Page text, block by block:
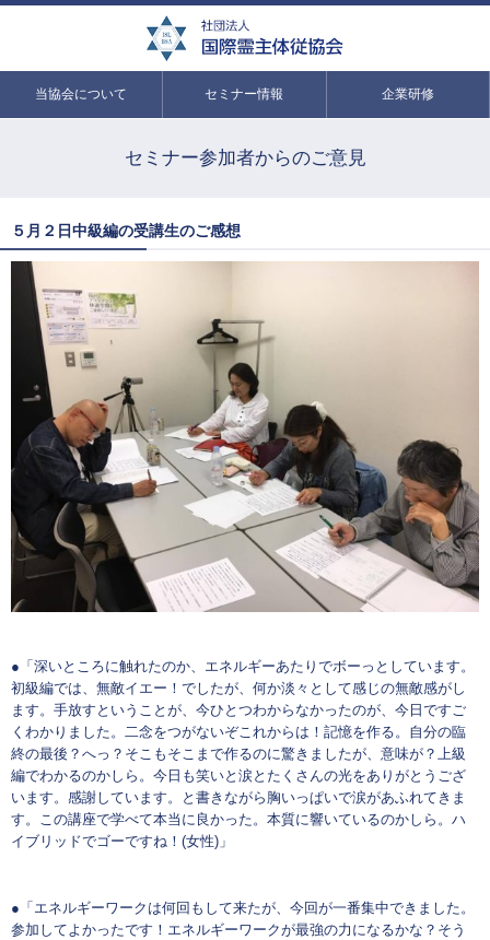
当協会について セミナー情報 企業研修
セミナー参加者からのご意見
５月２日中級編の受講生のご感想
●「深いところに触れたのか、エネルギーあたりでボーっとしています。
初級編では、無敵イエー！でしたが、何か淡々として感じの無敵感がし
ます。手放すということが、今ひとつわからなかったのが、今日ですご
くわかりました。二念をつがないぞこれからは！記憶を作る。自分の臨
終の最後？へっ？そこもそこまで作るのに驚きましたが、意味が？上級
編でわかるのかしら。今日も笑いと涙とたくさんの光をありがとうござ
います。感謝しています。と書きながら胸いっぱいで涙があふれてきま
す。この講座で学べて本当に良かった。本質に響いているのかしら。ハ
イブリッドでゴーですね！(女性)」
●「エネルギーワークは何回もして来たが、今回が一番集中できました。
参加してよかったです！エネルギーワークが最強の力になるかな？そう